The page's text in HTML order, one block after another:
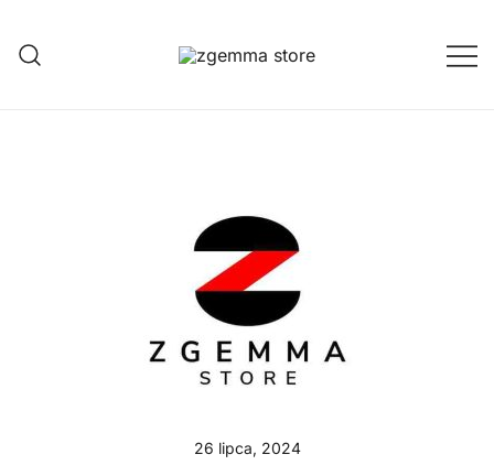
treści
26 lipca, 2024